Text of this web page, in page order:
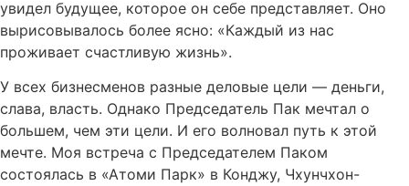
увидел будущее, которое он себе представляет. Оно
вырисовывалось более ясно: «Каждый из нас
проживает счастливую жизнь».
У всех бизнесменов разные деловые цели — деньги,
слава, власть. Однако Председатель Пак мечтал о
большем, чем эти цели. И его волновал путь к этой
мечте. Моя встреча с Председателем Паком
состоялась в «Атоми Парк» в Конджу, Чхунчхон-